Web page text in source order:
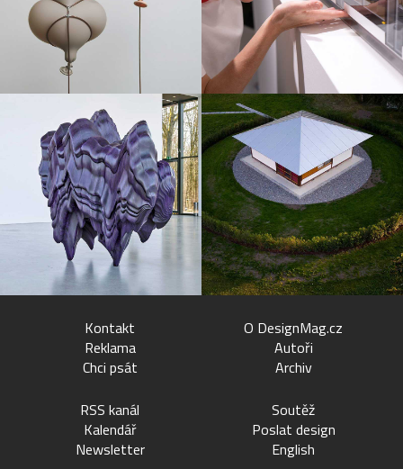
Kontakt
Reklama
Chci psát
O DesignMag.cz
Autoři
Archiv
RSS kanál
Kalendář
Newsletter
Soutěž
Poslat design
English